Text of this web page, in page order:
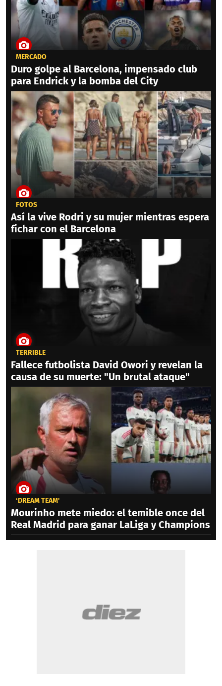
MERCADO
Duro golpe al Barcelona, impensado club
para Endrick y la bomba del City
FOTOS
Así la vive Rodri y su mujer mientras espera
fichar con el Barcelona
TERRIBLE
Fallece futbolista David Owori y revelan la
causa de su muerte: "Un brutal ataque"
‘DREAM TEAM'
Mourinho mete miedo: el temible once del
Real Madrid para ganar LaLiga y Champions